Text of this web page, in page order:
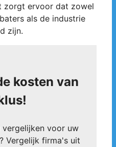
zorgt ervoor dat zowel
als de industrie
zijn.
kosten van
voor uw
Vergelijk firma's uit